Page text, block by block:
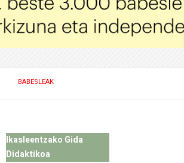
BABESLEAK
Ikasleentzako Gida
Didaktikoa